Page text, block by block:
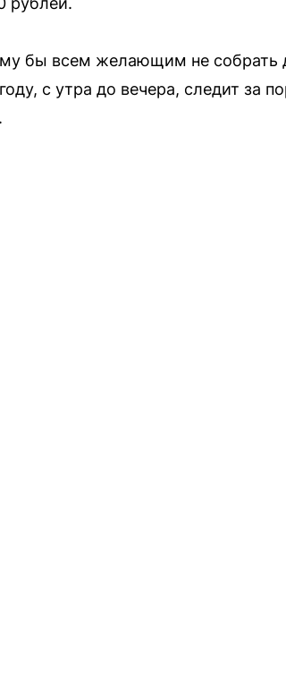
бы всем желающим не собрать
с утра до вечера, следит за